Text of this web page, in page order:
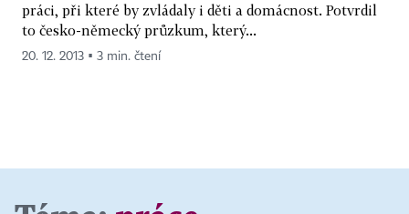
práci, při které by zvládaly i děti a domácnost. Potvrdil
to česko-německý průzkum, který...
20. 12. 2013 ▪ 3 min. čtení